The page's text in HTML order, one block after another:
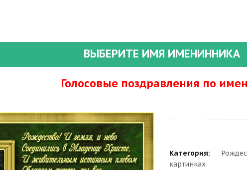
ВЫБЕРИТЕ ИМЯ ИМЕНИННИКА
Голосовые поздравления по
Категория:
картинках